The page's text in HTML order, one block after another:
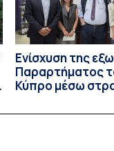
Ενίσχυση της
Παραρτήματος
Κύπρο μέσω